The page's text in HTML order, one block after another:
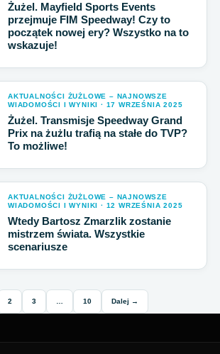
Żużel. Mayfield Sports Events
przejmuje FIM Speedway! Czy to
początek nowej ery? Wszystko na to
wskazuje!
AKTUALNOŚCI ŻUŻLOWE – NAJNOWSZE
WIADOMOŚCI I WYNIKI · 17 WRZEŚNIA 2025
Żużel. Transmisje Speedway Grand
Prix na żużlu trafią na stałe do TVP?
To możliwe!
AKTUALNOŚCI ŻUŻLOWE – NAJNOWSZE
WIADOMOŚCI I WYNIKI · 12 WRZEŚNIA 2025
Wtedy Bartosz Zmarzlik zostanie
mistrzem świata. Wszystkie
scenariusze
2 3 10 Dalej →